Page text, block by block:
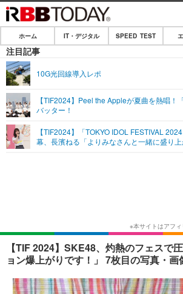
ホーム
IT・デジタル
ネタ
ショッピング
SPEED TEST
エンタメ
エンタメTOP
ショッピング
ライフ
ホーム IT・デジタル SPEED TEST
注目記事
10G光回線導入レポ
【TIF2024】Peel the Appleが夏曲を熱唱！
バッター！
【TIF2024】「TOKYO IDOL FESTIVAL
幕、長濱ねる「よりみなさんと一緒に盛り上
【TIF 2024】SKE48、灼熱のフェスで
ョン爆上がりです！」 7枚目の写真・画